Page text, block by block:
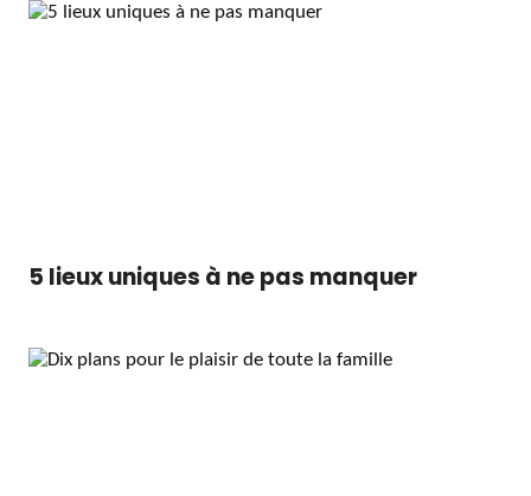
5 lieux uniques à ne pas manquer